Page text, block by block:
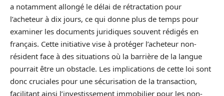
a notamment allongé le délai de rétractation pour
l’acheteur à dix jours, ce qui donne plus de temps pour
examiner les documents juridiques souvent rédigés en
français. Cette initiative vise à protéger l’acheteur non-
résident face à des situations où la barrière de la langue
pourrait être un obstacle. Les implications de cette loi sont
donc cruciales pour une sécurisation de la transaction,
facilitant ainsi l’investissement immobilier pour les non-